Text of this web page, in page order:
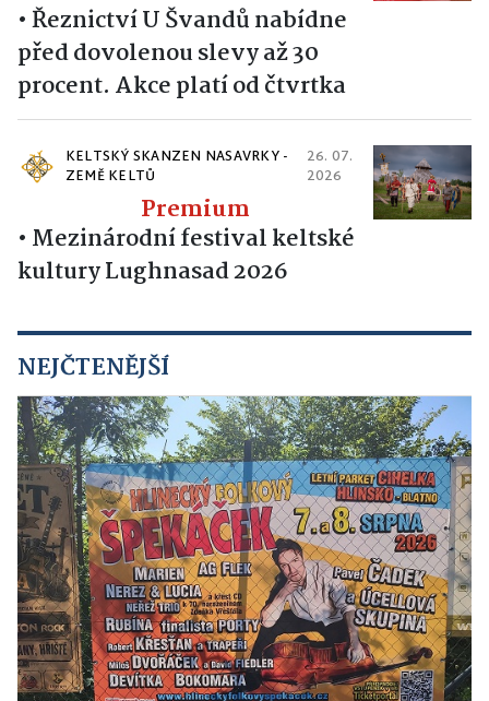
•Řeznictví U Švandů nabídne
před dovolenou slevy až 30
procent. Akce platí od čtvrtka
KELTSKÝ SKANZEN NASAVRKY -
ZEMĚ KELTŮ
26. 07.
2026
Premium
• Mezinárodní festival keltské
kultury Lughnasad 2026
NEJČTENĚJŠÍ